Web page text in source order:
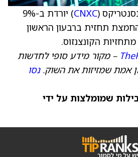
CNXC
) יורדת ב-9%
החמצת תחזית ברבעון הראשון
הקונצנזוס.
– מקור מידע סופי לחדשות
אמת שמזיזות את השוק.נסו
שמומלצות על ידי